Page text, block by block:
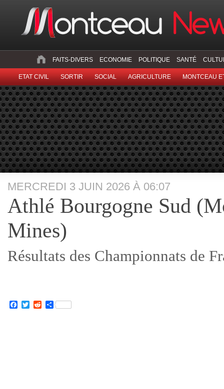
FAITS-DIVERS ECONOMIE POLITIQUE SANTÉ
ETAT CIVIL SORTIR SOCIAL AGRICULTURE MONTCEAU
MERCREDI 3 JUIN 2026 À 06:07
Athlé Bourgogne Sud
Mines)
Résultats des Championnats de
Facebook
TwitterRedditPartager